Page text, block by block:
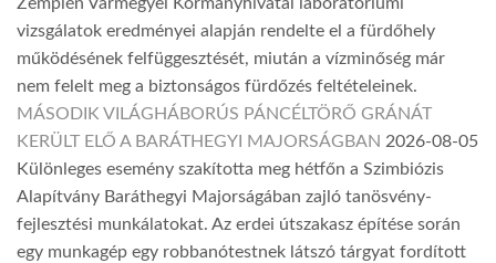
vizsgálatok eredményei alapján rendelte el a fürdőhely
működésének felfüggesztését, miután a vízminőség már
nem felelt meg a biztonságos fürdőzés feltételeinek.
MÁSODIK VILÁGHÁBORÚS PÁNCÉLTÖRŐ GRÁNÁT
KERÜLT ELŐ A BARÁTHEGYI MAJORSÁGBAN 2026-08-05
Különleges esemény szakította meg hétfőn a Szimbiózis
Alapítvány Baráthegyi Majorságában zajló tanösvény-
fejlesztési munkálatokat. Az erdei útszakasz építése során
egy munkagép egy robbanótestnek látszó tárgyat fordított